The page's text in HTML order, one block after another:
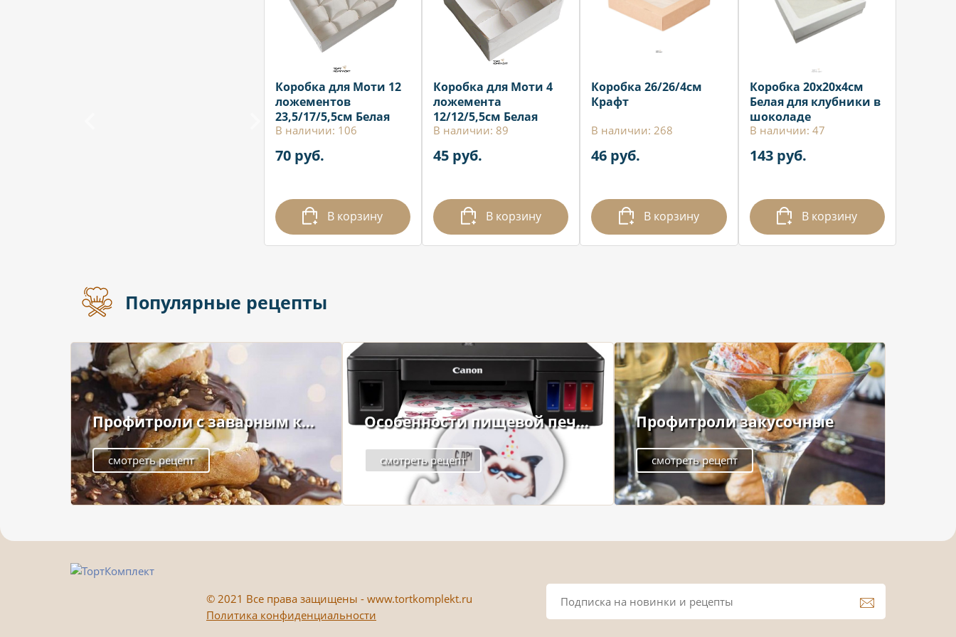
Коробка для Моти 12
ложементов
23,5/17/5,5см Белая
В наличии: 106
70 руб.
В корзину
Коробка для Моти 4
ложемента
12/12/5,5см Белая
В наличии: 89
45 руб.
В корзину
Коробка 26/26/4см
Крафт
В наличии: 268
46 руб.
В корзину
Коробка 20х20х4см
Белая для клубники в
шоколаде
В наличии: 47
143 руб.
В корзину
Популярные рецепты
Профитроли с заварным к...
смотреть рецепт
Особенности пищевой печ...
смотреть рецепт
Профитроли закусочные
смотреть рецепт
© 2021 Все права защищены - www.tortkomplekt.ru
Политика конфиденциальности